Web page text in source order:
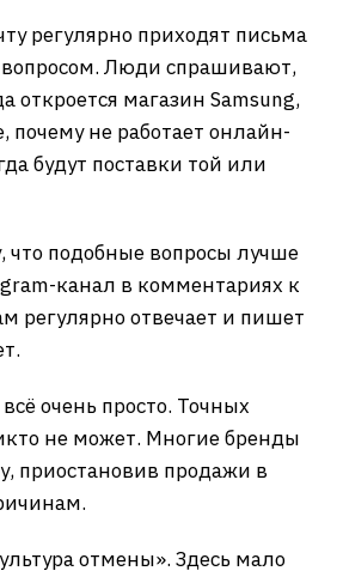
регулярно приходят письма
Люди спрашивают,
откроется магазин Samsung,
почему не работает онлайн-
будут поставки той или
что подобные вопросы лучше
канал в комментариях к
регулярно отвечает и пишет
очень просто. Точных
не может. Многие бренды
приостановив продажи в
отмены». Здесь мало